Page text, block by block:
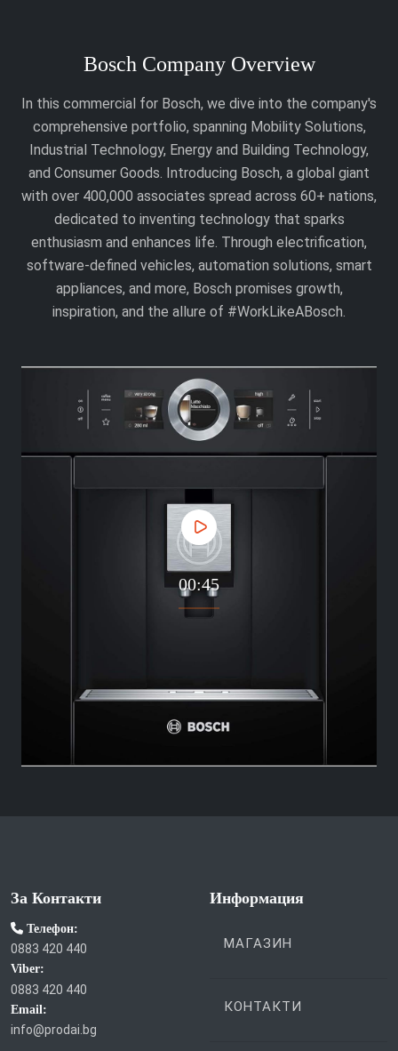
Bosch Company Overview
In this commercial for Bosch, we dive into the company's
comprehensive portfolio, spanning Mobility Solutions,
Industrial Technology, Energy and Building Technology,
and Consumer Goods. Introducing Bosch, a global giant
with over 400,000 associates spread across 60+ nations,
dedicated to inventing technology that sparks
enthusiasm and enhances life. Through electrification,
software-defined vehicles, automation solutions, smart
appliances, and more, Bosch promises growth,
inspiration, and the allure of #WorkLikeABosch.
00:45
За Контакти
Телефон:
0883 420 440
Viber:
0883 420 440
Email:
info@prodai.bg
Информация
МАГАЗИН
КОНТАКТИ